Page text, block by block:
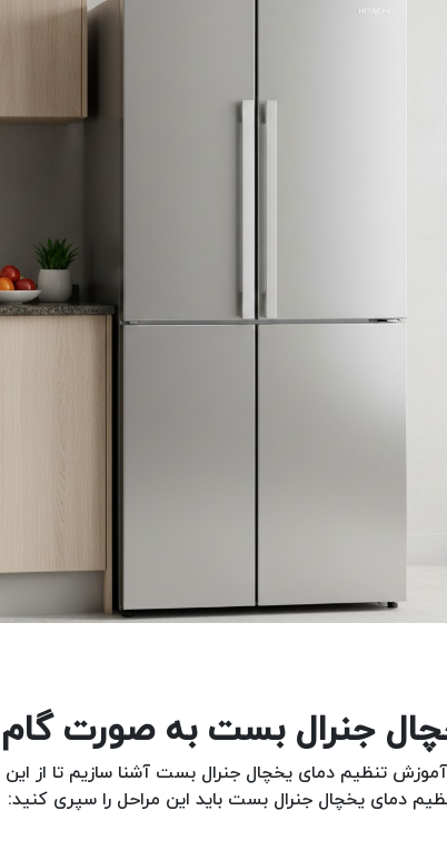
تنظیم دمای یخچال جنرال بست آشنا سازیم تا از این
دمای یخچال جنرال بست باید این مراحل را سپری کنید: